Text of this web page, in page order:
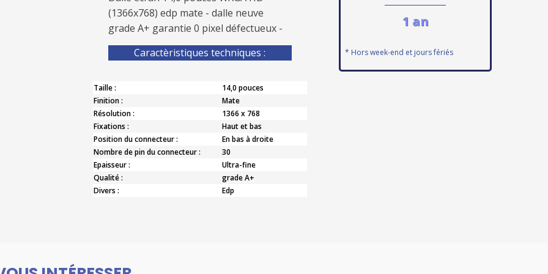
(1366x768) edp mate - dalle neuve
grade A+ garantie 0 pixel défectueux -
Caractèristiques techniques :
Taille :
14,0 pouces
Finition :
Mate
Résolution :
1366 x 768
Fixations :
Haut et bas
Position du connecteur :
En bas à droite
Nombre de pin du connecteur :
30
Epaisseur :
Ultra-fine
Qualité :
grade A+
Divers :
Edp
1 an
* Hors week-end et jours fériés